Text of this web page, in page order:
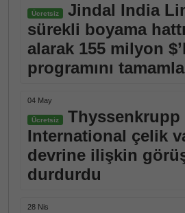
Ücretsiz
Jindal India
sürekli boyama
alarak 155 milyon
programını
04 May
Ücretsiz
Thyssenkrupp
International çelik
devrine ilişkin
durdurdu
28 Nis